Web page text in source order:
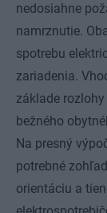
nedosiahne
namrznutie.
spotrebu
zariadenia.
základe
bežného
Na presný
potrebné
orientáciu a